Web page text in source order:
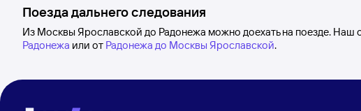
Поезда дальнего следования
Из Москвы Ярославской до Радонежа можно доехать на поезде. Наш
Радонежа или от Радонежа до Москвы Ярославской.